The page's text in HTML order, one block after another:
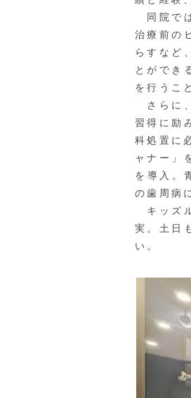
同院で
治療前の
らすなど
とができ
を行うこ
さらに
習得に励
科処置に
ャナー」
を導入。
の歯周病
キッズ
実。土日
い。